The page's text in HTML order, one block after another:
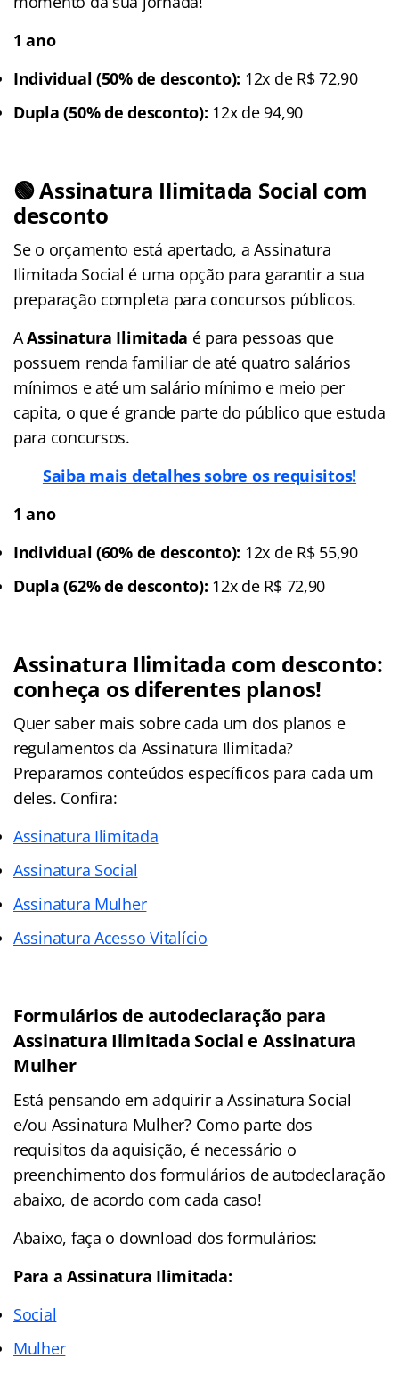
1 ano
Individual (50% de desconto): 12x de R$ 72,90
Dupla (50% de desconto): 12x de 94,90
🟢 Assinatura Ilimitada Social com
desconto
Se o orçamento está apertado, a Assinatura
Ilimitada Social é uma opção para garantir a sua
preparação completa para concursos públicos.
AAssinatura Ilimitada é para pessoas que
possuem renda familiar de até quatro salários
mínimos e até um salário mínimo e meio per
capita, o que é grande parte do público que estuda
para concursos.
Saiba mais detalhes sobre os requisitos!
1 ano
Individual (60% de desconto): 12x de R$ 55,90
Dupla (62% de desconto): 12x de R$ 72,90
Assinatura Ilimitada com desconto:
conheça os diferentes planos!
Quer saber mais sobre cada um dos planos e
regulamentos da Assinatura Ilimitada?
Preparamos conteúdos específicos para cada um
deles. Confira:
Assinatura Ilimitada
Assinatura Social
Assinatura Mulher
Assinatura Acesso Vitalício
Formulários de autodeclaração para
Assinatura Ilimitada Social e Assinatura
Mulher
Está pensando em adquirir a Assinatura Social
e/ou Assinatura Mulher? Como parte dos
requisitos da aquisição, é necessário o
preenchimento dos formulários de autodeclaração
abaixo, de acordo com cada caso!
Abaixo, faça o download dos formulários:
Para a Assinatura Ilimitada:
Social
Mulher